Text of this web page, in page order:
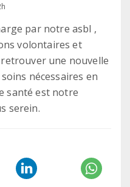
par notre asbl ,
volontaires et
une nouvelle
nécessaires en
santé est notre
serein.